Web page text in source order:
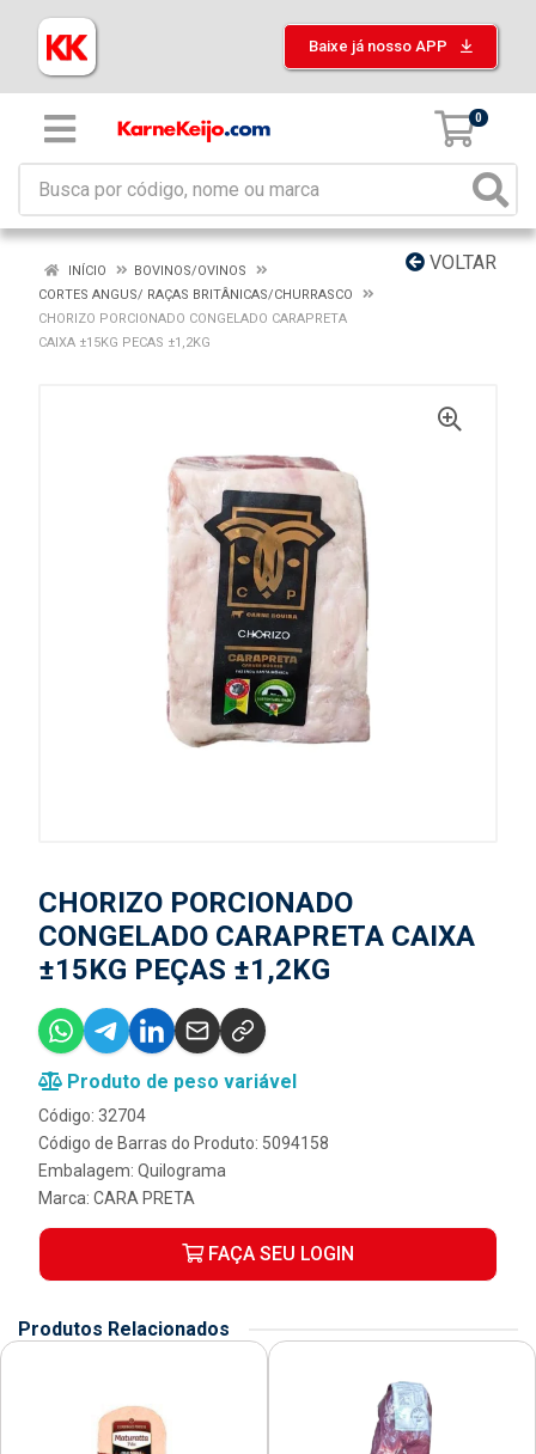
Baixe já nosso APP
0
VOLTAR
INÍCIO
BOVINOS/OVINOS
CORTES ANGUS/ RAÇAS BRITÂNICAS/CHURRASCO
CHORIZO PORCIONADO CONGELADO CARAPRETA
CAIXA ±15KG PECAS ±1,2KG
CHORIZO PORCIONADO
CONGELADO CARAPRETA CAIXA
±15KG PEÇAS ±1,2KG
Produto de peso variável
Código: 32704
Código de Barras do Produto: 5094158
Embalagem: Quilograma
Marca: CARA PRETA
FAÇA SEU LOGIN
Produtos Relacionados